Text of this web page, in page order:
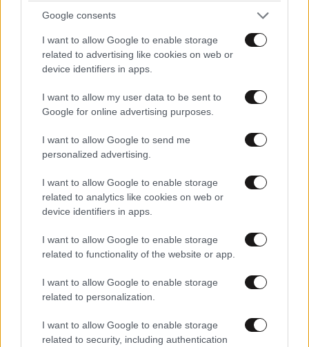
Google consents
I want to allow Google to enable storage
related to advertising like cookies on web or
device identifiers in apps.
I want to allow my user data to be sent to
Google for online advertising purposes.
I want to allow Google to send me
personalized advertising.
I want to allow Google to enable storage
related to analytics like cookies on web or
device identifiers in apps.
I want to allow Google to enable storage
related to functionality of the website or app.
I want to allow Google to enable storage
related to personalization.
I want to allow Google to enable storage
related to security, including authentication